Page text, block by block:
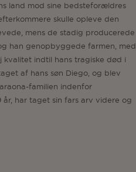
land mod sine bedsteforældres
skulle opleve den
mens de stadig producerede
han genopbyggede farmen, med
indtil hans tragiske død i
af hans søn Diego, og blev
familien indenfor
har taget sin fars arv videre og